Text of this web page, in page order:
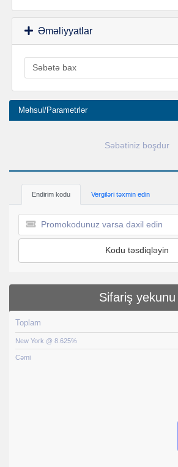
Əməliyyatlar
Məhsul/Parametrlər
Səbətiniz boşdur
Endirim kodu Vergiləri təxmin edin
Kodu təsdiqləyin
Sifariş yekunu
Toplam
New York @ 8.625%
Cəmi